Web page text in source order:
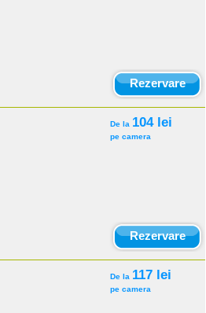
Rezervare
De la 104 lei
pe camera
Rezervare
De la 117 lei
pe camera